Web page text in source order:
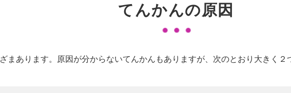
てんかんの原因
まあります。原因が分からないてんかんもありますが、次のとおり大きく２